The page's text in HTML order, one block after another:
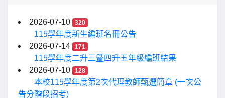
2026-07-10 320
115學年度新生編班名冊公告
2026-07-14
171
115學年度二升三暨四升五年級編班結果
2026-07-10
128
本校115學年度第2次代理教師甄選簡章 (一次公
告分階段招考)